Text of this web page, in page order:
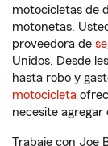
motocicletas de
motonetas.
proveedora de
Unidos. Desde
hasta robo y
motocicleta
necesite agregar
Trabaje con Joe